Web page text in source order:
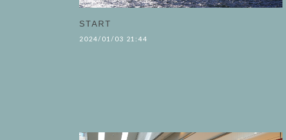
START
2024/01/03 21:44